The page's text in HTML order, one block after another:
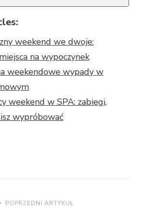
weekend we dwoje:
na wypoczynek
weekendowe wypady w
weekend w SPA: zabiegi,
wypróbować
POPRZEDNI ARTYKUŁ